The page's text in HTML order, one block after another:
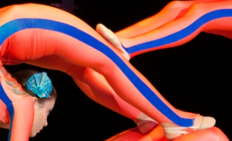
Республики
Новости Афиша Арт-монитор Арт-прожектор
"ДВОРЕЦ РЕСПУБЛИКИ"
фестиваля